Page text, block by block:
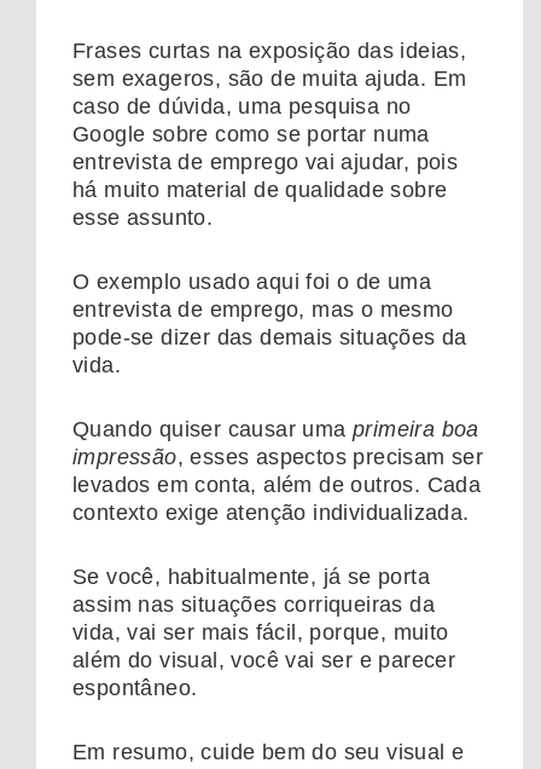
Frases curtas na exposição das ideias,
sem exageros, são de muita ajuda. Em
caso de dúvida, uma pesquisa no
Google sobre como se portar numa
entrevista de emprego vai ajudar, pois
há muito material de qualidade sobre
esse assunto.
O exemplo usado aqui foi o de uma
entrevista de emprego, mas o mesmo
pode-se dizer das demais situações da
vida.
Quando quiser causar uma primeira boa
impressão, esses aspectos precisam ser
levados em conta, além de outros. Cada
contexto exige atenção individualizada.
Se você, habitualmente, já se porta
assim nas situações corriqueiras da
vida, vai ser mais fácil, porque, muito
além do visual, você vai ser e parecer
espontâneo.
Em resumo, cuide bem do seu visual e